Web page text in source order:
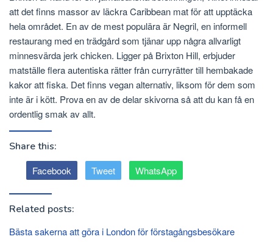
att det finns massor av läckra Caribbean mat för att upptäcka
hela området. En av de mest populära är Negril, en informell
restaurang med en trädgård som tjänar upp några allvarligt
minnesvärda jerk chicken. Ligger på Brixton Hill, erbjuder
matställe flera autentiska rätter från curryrätter till hembakade
kakor att fiska. Det finns vegan alternativ, liksom för dem som
inte är i kött. Prova en av de delar skivorna så att du kan få en
ordentlig smak av allt.
Share this:
Facebook Tweet WhatsApp
Related posts:
Bästa sakerna att göra i London för förstagångsbesökare